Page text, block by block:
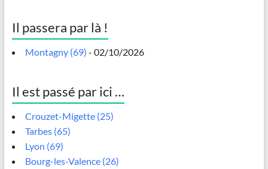
Il passera par là !
Montagny (69) - 02/10/2026
Il est passé par ici …
Crouzet-Migette (25)
Tarbes (65)
Lyon (69)
Bourg-les-Valence (26)